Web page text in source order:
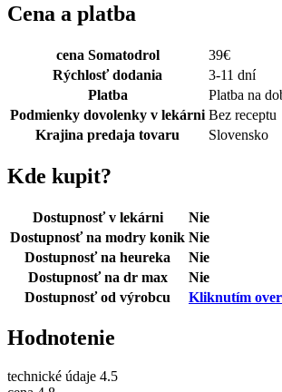
Cena a platba
cena Somatodrol 39€
Rýchlosť dodania
3-11 dní
Platba
Platba na
Podmienky dovolenky v lekárni Bez receptu
Krajina predaja tovaru
Slovensko
Kde kupit?
Dostupnosť v lekárni
Nie
Dostupnosť na modry konik Nie
Dostupnosť na heureka
Nie
Dostupnosť na dr max
Nie
Dostupnosť od výrobcu
Kliknutím
Hodnotenie
technické údaje 4.5